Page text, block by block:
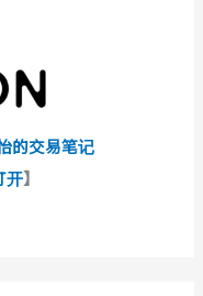
的交易笔记
开】